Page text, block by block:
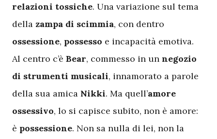
relazioni tossiche. Una variazione sul tema
della zampa di scimmia, con dentro
ossessione, possesso e incapacità emotiva.
Al centro c’è Bear, commesso in un negozio
di strumenti musicali, innamorato a parole
della sua amica Nikki. Ma quell’amore
ossessivo, lo si capisce subito, non è amore:
è possessione. Non sa nulla di lei, non la